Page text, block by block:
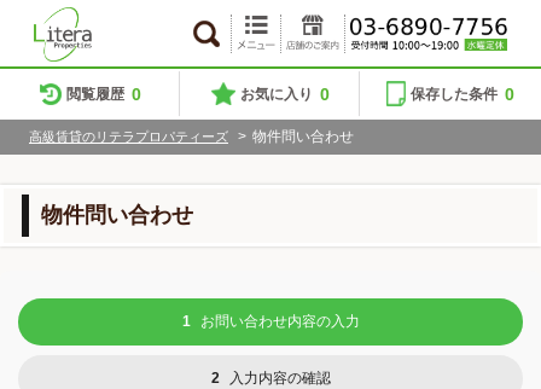
閲覧履歴 0 お気に入り 0 保存した条件 0
高級賃貸のリテラプロパティーズ > 物件問い合わせ
物件問い合わせ
1 お問い合わせ内容の入力
2 入力内容の確認